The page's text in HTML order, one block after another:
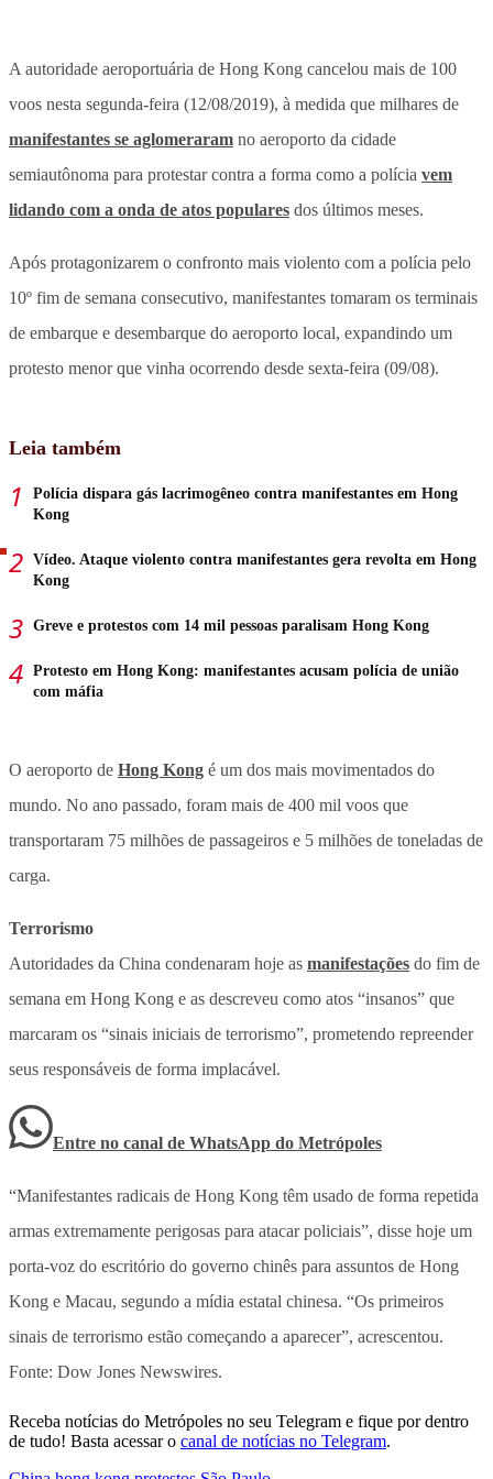
A autoridade aeroportuária de Hong Kong cancelou mais de 100
voos nesta segunda-feira (12/08/2019), à medida que milhares de
manifestantes se aglomeraram no aeroporto da cidade
semiautônoma para protestar contra a forma como a polícia vem
lidando com a onda de atos populares dos últimos meses.
Após protagonizarem o confronto mais violento com a polícia pelo
10º fim de semana consecutivo, manifestantes tomaram os terminais
de embarque e desembarque do aeroporto local, expandindo um
protesto menor que vinha ocorrendo desde sexta-feira (09/08).
Leia também
Polícia dispara gás lacrimogêneo contra manifestantes em Hong
Kong
Vídeo. Ataque violento contra manifestantes gera revolta em Hong
Kong
Greve e protestos com 14 mil pessoas paralisam Hong Kong
Protesto em Hong Kong: manifestantes acusam polícia de união
com máfia
O aeroporto de Hong Kong é um dos mais movimentados do
mundo. No ano passado, foram mais de 400 mil voos que
transportaram 75 milhões de passageiros e 5 milhões de toneladas de
carga.
Terrorismo
Autoridades da China condenaram hoje as manifestações do fim de
semana em Hong Kong e as descreveu como atos “insanos” que
marcaram os “sinais iniciais de terrorismo”, prometendo repreender
seus responsáveis de forma implacável.
Entre no canal de WhatsApp do Metrópoles
“Manifestantes radicais de Hong Kong têm usado de forma repetida
armas extremamente perigosas para atacar policiais”, disse hoje um
porta-voz do escritório do governo chinês para assuntos de Hong
Kong e Macau, segundo a mídia estatal chinesa. “Os primeiros
sinais de terrorismo estão começando a aparecer”, acrescentou.
Fonte: Dow Jones Newswires.
Receba notícias do Metrópoles no seu Telegram e fique por dentro
de tudo! Basta acessar o canal de notícias no Telegram.